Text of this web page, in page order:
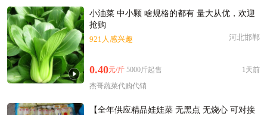
小油菜 中小颗 啥规格的都有 量大从优，欢迎
抢购
921人感兴趣
河北邯郸
0.40元/斤 5000斤起售
1天前
杰哥蔬菜代购代销
【全年供应精品娃娃菜 无黑点 无烧心 可对接